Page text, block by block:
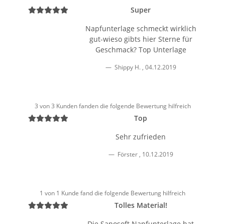
Super
Napfunterlage schmeckt wirklich
gut-wieso gibts hier Sterne für
Geschmack? Top Unterlage
Shippy H. , 04.12.2019
3 von 3 Kunden fanden die folgende Bewertung hilfreich
Top
Sehr zufrieden
Förster , 10.12.2019
1 von 1 Kunde fand die folgende Bewertung hilfreich
Tolles Material!